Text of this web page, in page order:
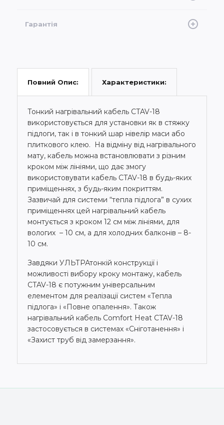
Гарантія
Повний Опис: Характеристики:
Тонкий нагрівальний кабель CTAV-18
використовується для установки як в стяжку
підлоги, так і в тонкий шар нівелір маси або
плиткового клею. На відміну від нагрівального
мату, кабель можна встановлювати з різним
кроком між лініями, що дає змогу
використовувати кабель CTAV-18 в будь-яких
приміщеннях, з будь-яким покриттям.
Зазвичай для системи “тепла підлога” в сухих
приміщеннях цей нагрівальний кабель
монтується з кроком 12 см між лініями, для
вологих – 10 см, а для холодних балконів – 8-
10 см.
Завдяки УЛЬТРАтонкій конструкції і
можливості вибору кроку монтажу, кабель
CTAV-18 є потужним універсальним
елементом для реалізації систем «Тепла
підлога» і «Повне опалення». Також
нагрівальний кабель Comfort Heat CTAV-18
застосовується в системах «Сніготанення» і
«Захист труб від замерзання».